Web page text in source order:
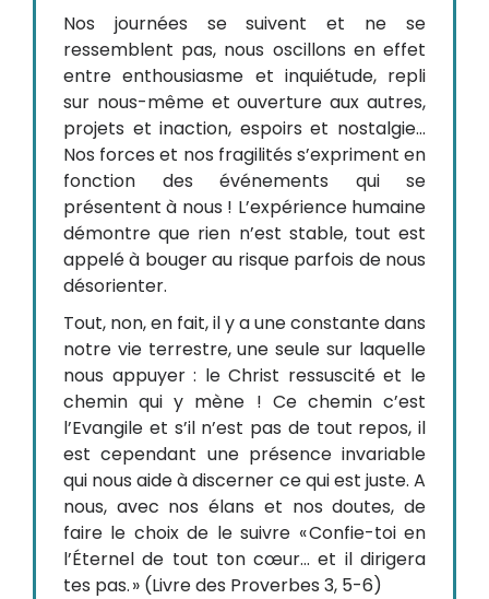
Nos journées se suivent et ne se
ressemblent pas, nous oscillons en effet
entre enthousiasme et inquiétude, repli
sur nous-même et ouverture aux autres,
projets et inaction, espoirs et nostalgie…
Nos forces et nos fragilités s’expriment en
fonction des événements qui se
présentent à nous ! L’expérience humaine
démontre que rien n’est stable, tout est
appelé à bouger au risque parfois de nous
désorienter.
Tout, non, en fait, il y a une constante dans
notre vie terrestre, une seule sur laquelle
nous appuyer : le Christ ressuscité et le
chemin qui y mène ! Ce chemin c’est
l’Evangile et s’il n’est pas de tout repos, il
est cependant une présence invariable
qui nous aide à discerner ce qui est juste. A
nous, avec nos élans et nos doutes, de
faire le choix de le suivre « Confie-toi en
l’Éternel de tout ton cœur… et il dirigera
tes pas. » (Livre des Proverbes 3, 5-6)